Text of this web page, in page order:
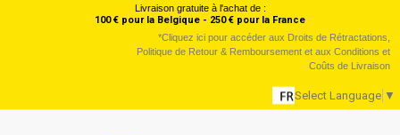
Livraison gratuite à l'achat de :
100 € pour la Belgique - 250 € pour la France
*Cliquez ici pour accéder aux Droits de Rétractations,
Politique de Retour & Remboursement et aux Conditions et
Coûts de Livraison
Select Language ▼